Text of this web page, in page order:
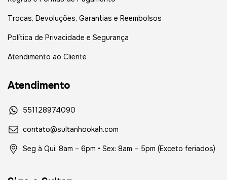
Trocas, Devoluções, Garantias e Reembolsos
Política de Privacidade e Segurança
Atendimento ao Cliente
Atendimento
551128974090
contato@sultanhookah.com
Seg à Qui: 8am – 6pm • Sex: 8am – 5pm (Exceto feriados)